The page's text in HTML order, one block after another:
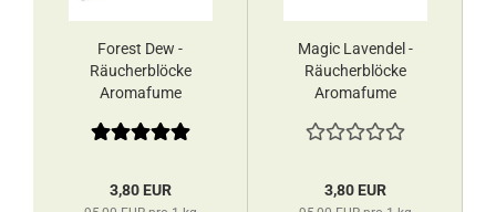
Forest Dew -
Räucherblöcke
Aromafume
3,80 EUR
Magic Lavendel -
Räucherblöcke
Aromafume
3,80 EUR